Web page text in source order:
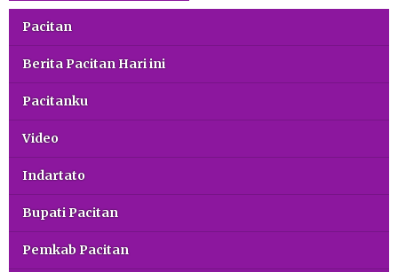
Pacitan
Berita Pacitan Hari ini
Pacitanku
Video
Indartato
Bupati Pacitan
Pemkab Pacitan